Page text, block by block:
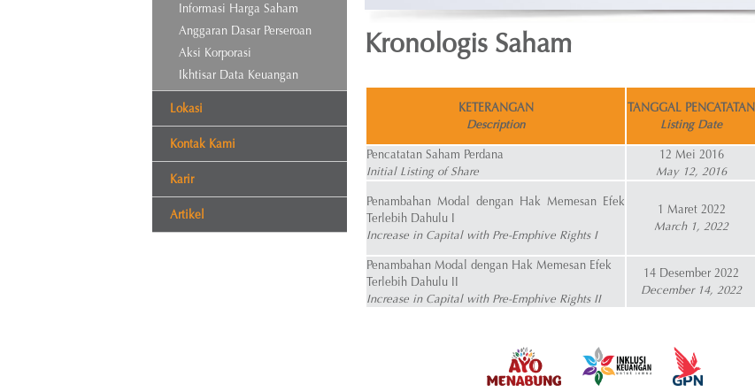
Informasi Harga Saham
Anggaran Dasar Perseroan
Aksi Korporasi
Ikhtisar Data Keuangan
Lokasi
Kontak Kami
Karir
Artikel
Kronologis Saham
KETERANGAN
Description
TANGGAL PENCATATAN
Listing Date
Pencatatan Saham Perdana
Initial Listing of Share
12 Mei 2016
May 12, 2016
Penambahan Modal dengan Hak Memesan Efek
Terlebih Dahulu I
Increase in Capital with Pre-Emphive Rights I
1 Maret 2022
March 1, 2022
Penambahan Modal dengan Hak Memesan Efek
Terlebih Dahulu II
Increase in Capital with Pre-Emphive Rights II
14 Desember 2022
December 14, 2022